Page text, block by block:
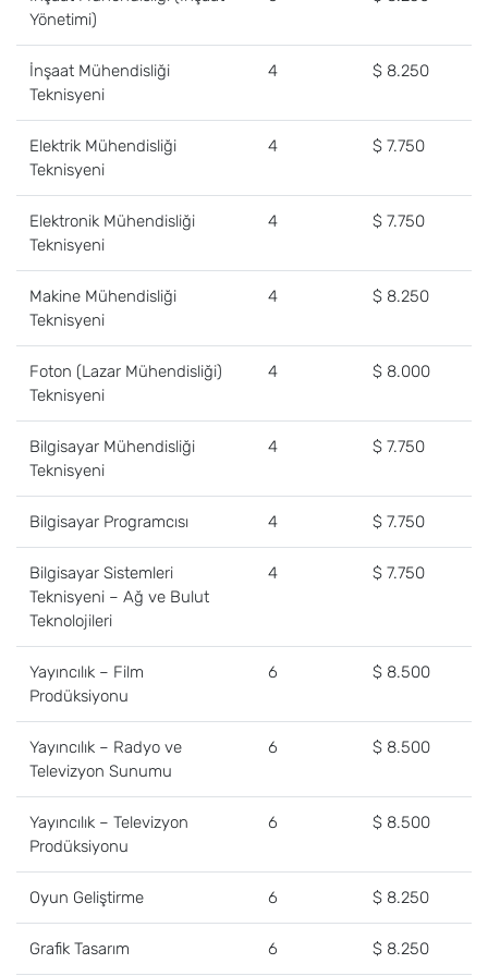
Yönetimi)
İnşaat Mühendisliği
Teknisyeni
4 $ 8.250
Elektrik Mühendisliği
Teknisyeni
4 $ 7.750
Elektronik Mühendisliği
Teknisyeni
4 $ 7.750
Makine Mühendisliği
Teknisyeni
4 $ 8.250
Foton (Lazar Mühendisliği)
Teknisyeni
4 $ 8.000
Bilgisayar Mühendisliği
Teknisyeni
4 $ 7.750
Bilgisayar Programcısı 4 $ 7.750
Bilgisayar Sistemleri
Teknisyeni – Ağ ve Bulut
Teknolojileri
4 $ 7.750
Yayıncılık – Film
Prodüksiyonu
6 $ 8.500
Yayıncılık – Radyo ve
Televizyon Sunumu
6 $ 8.500
Yayıncılık – Televizyon
Prodüksiyonu
6 $ 8.500
Oyun Geliştirme 6 $ 8.250
Grafik Tasarım 6 $ 8.250